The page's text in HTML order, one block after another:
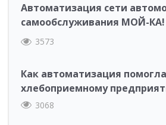
Автоматизация сети
самообслуживания МОЙ-КА!
3573
Как автоматизация помогла
хлебоприемному
3068